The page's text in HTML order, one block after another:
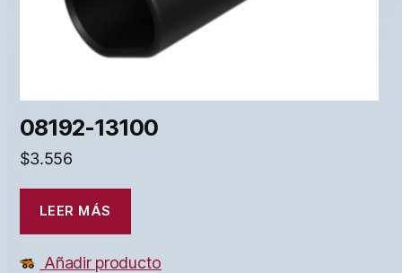
08192-13100
$3.556
LEER MÁS
Añadir producto